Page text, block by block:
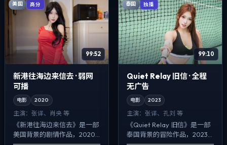
美国 高分
99:52
新港往海边来信去 · 弱网
可播
电影 2020
主演： 张译、肖央 等
《新港往海边来信去》是一部
美国背景的剧情作品，2020
泰国 独播
99:10
Quiet Relay 旧信 · 全程
无广告
电影 2023
主演： 张译、孔刘 等
《Quiet Relay 旧信》是一部
泰国背景的冒险作品，2023